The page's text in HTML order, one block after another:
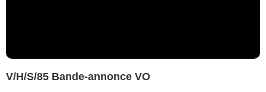
V/H/S/85 Bande-annonce VO